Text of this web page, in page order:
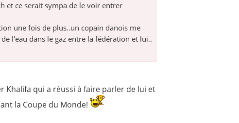
et ce serait sympa de le voir entrer
une fois de plus..un copain danois me
l'eau dans le gaz entre la fédération et lui..
Khalifa qui a réussi à faire parler de lui et
la Coupe du Monde!